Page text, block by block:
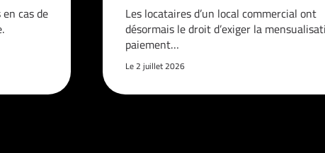
cas de Les locataires d’un local commercial ont
désormais le droit d’exiger la
paiement…
Le 2 juillet 2026